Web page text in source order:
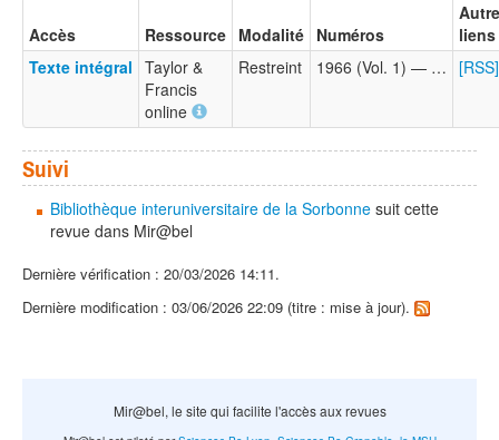
Accès Ressource Modalité Numéros
liens
Texte intégral Taylor &
Francis
online
Restreint 1966 (Vol. 1) — … [RSS]
Suivi
Bibliothèque interuniversitaire de la Sorbonne suit cette
revue dans Mir@bel
Dernière vérification : 20/03/2026 14:11.
Dernière modification : 03/06/2026 22:09 (titre : mise à jour).
Mir@bel, le site qui facilite l'accès aux revues